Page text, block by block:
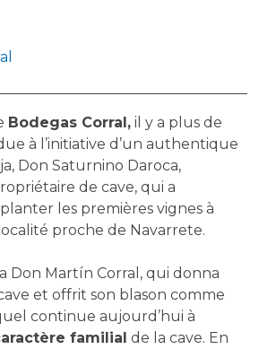
Bodegas Corral, il y a plus de
à l’initiative d’un authentique
Don Saturnino Daroca,
de cave, qui a
les premières vignes à
proche de Navarrete.
Don Martín Corral, qui donna
et offrit son blason comme
continue aujourd’hui à
familial de la cave. En